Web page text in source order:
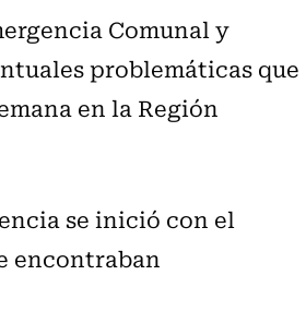
Comunal y
problemáticas que
en la Región
se inició con el
encontraban